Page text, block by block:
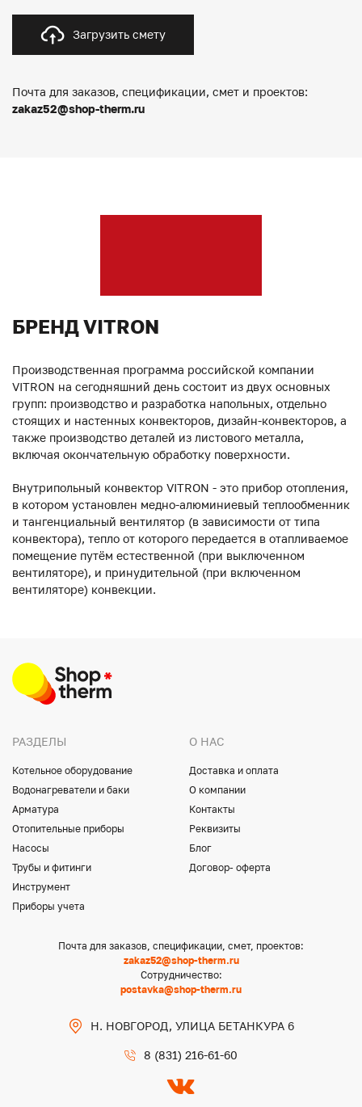
Загрузить смету
Почта для заказов, спецификации, смет и проектов:
zakaz52@shop-therm.ru
БРЕНД VITRON
Производственная программа российской компании
VITRON на сегодняшний день состоит из двух основных
групп: производство и разработка напольных, отдельно
стоящих и настенных конвекторов, дизайн-конвекторов, а
также производство деталей из листового металла,
включая окончательную обработку поверхности.
Внутрипольный конвектор VITRON - это прибор отопления,
в котором установлен медно-алюминиевый теплообменник
и тангенциальный вентилятор (в зависимости от типа
конвектора), тепло от которого передается в отапливаемое
помещение путём естественной (при выключенном
вентиляторе), и принудительной (при включенном
вентиляторе) конвекции.
РАЗДЕЛЫ
Котельное оборудование
Водонагреватели и баки
Арматура
Отопительные приборы
Насосы
Трубы и фитинги
Инструмент
Приборы учета
О НАС
Доставка и оплата
О компании
Контакты
Реквизиты
Блог
Договор- оферта
Почта для заказов, спецификации, смет, проектов:
zakaz52@shop-therm.ru
Сотрудничество:
postavka@shop-therm.ru
Н. НОВГОРОД, УЛИЦА БЕТАНКУРА 6
8 (831) 216-61-60